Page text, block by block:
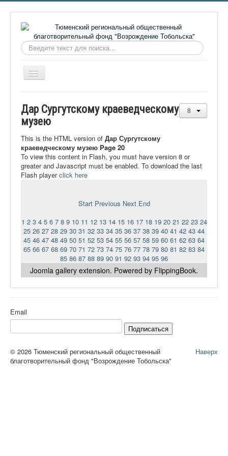
Искать...
Включить/
выключить
О фонде
Видеоматериалы
Контакты
Ермаковополе.рф
Дар Сургутскому краеведческому
музею
This is the HTML version of Дар Сургутскому
краеведческому музею Page 20
To view this content in Flash, you must have version 8 or
greater and Javascript must be enabled. To download the last
Flash playerclick here
Start Previous Next End
1 2 3 4 5 6 7 8 9 10 11 12 13 14 15 16 17 18 19 20 21 22 23 24
25 26 27 28 29 30 31 32 33 34 35 36 37 38 39 40 41 42 43 44
45 46 47 48 49 50 51 52 53 54 55 56 57 58 59 60 61 62 63 64
65 66 67 68 69 70 71 72 73 74 75 76 77 78 79 80 81 82 83 84
85 86 87 88 89 90 91 92 93 94 95 96
Joomla gallery extension. Powered by FlippingBook.
Email
Подписаться
Наверх
© 2026 Тюменский региональный общественный
благотворительный фонд "Возрождение Тобольска"